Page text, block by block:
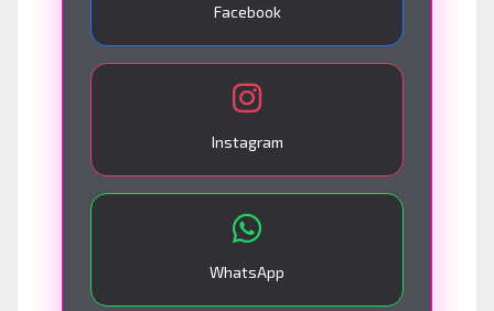
Facebook
Instagram
WhatsApp